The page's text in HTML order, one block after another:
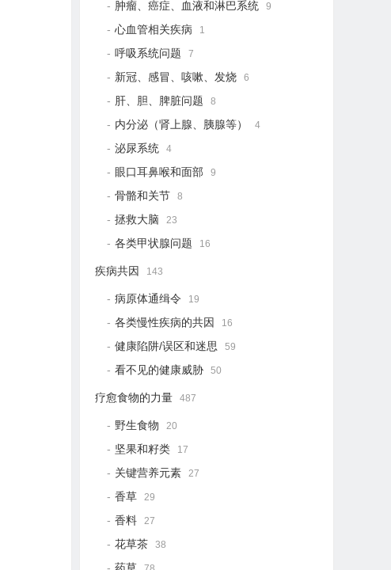
肿瘤、癌症、血液和淋巴系统 9
心血管相关疾病 1
呼吸系统问题 7
新冠、感冒、咳嗽、发烧 6
肝、胆、脾脏问题 8
内分泌（肾上腺、胰腺等） 4
泌尿系统 4
眼口耳鼻喉和面部 9
骨骼和关节 8
拯救大脑 23
各类甲状腺问题 16
疾病共因 143
病原体通缉令 19
各类慢性疾病的共因 16
健康陷阱/误区和迷思 59
看不见的健康威胁 50
疗愈食物的力量 487
野生食物 20
坚果和籽类 17
关键营养元素 27
香草 29
香料 27
花草茶 38